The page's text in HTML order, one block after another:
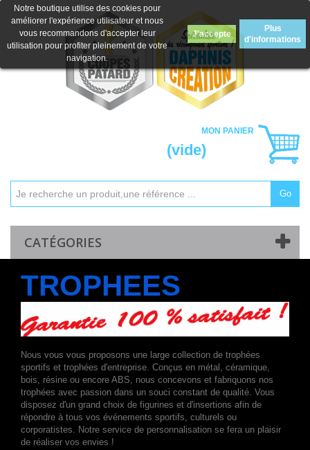
MON PANIER
(vide)
Go
CATÉGORIES
Notre boutique utilise des cookies pour
améliorer l'expérience utilisateur et nous
vous recommandons d'accepter leur
utilisation pour profiter pleinement de votre
navigation.
J'accepte
Plus
d'informations
TROPHEES
Nous vous vous proposons une large collection de trophées
sportifs et trophées d'entreprise. Conçus en métal, céramique,
bois, résine ou encore ABS, nous concevons et fabriquons nos
trophées avec passion dans un souci constant de qualité. Vous
disposez d'un grand choix de figurines et d'insertions afin de
répondre à tous vos événements sportifs, culturels ou
corporatistes. Notre service de personnalisation se fera un plaisir
de réaliser vos envies !